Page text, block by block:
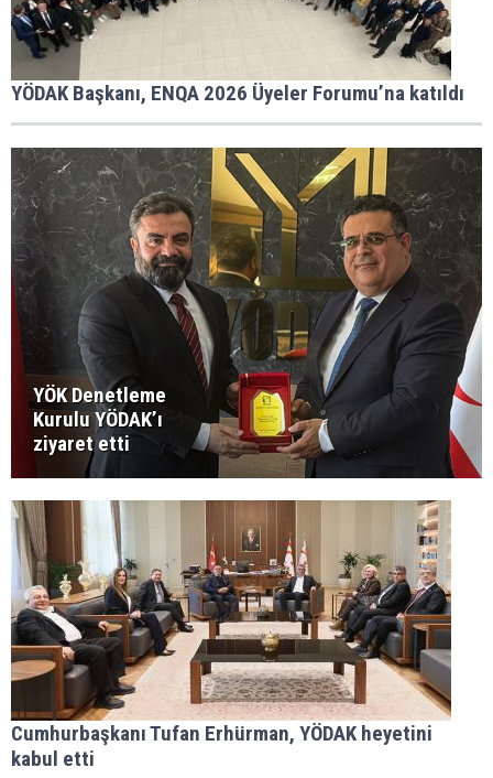
YÖDAK Başkanı, ENQA 2026 Üyeler Forumu’na katıldı
YÖK Denetleme
Kurulu YÖDAK’ı
ziyaret etti
Cumhurbaşkanı Tufan Erhürman, YÖDAK heyetini
kabul etti